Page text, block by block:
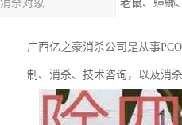
消杀对象 老鼠、蟑螂
广西亿之豪消杀公司是从事
制、消杀、技术咨询，以及消